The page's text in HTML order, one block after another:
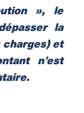
», le
la
charges) et
n’est